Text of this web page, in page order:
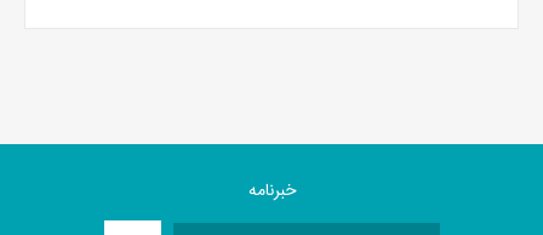
خبرنامه